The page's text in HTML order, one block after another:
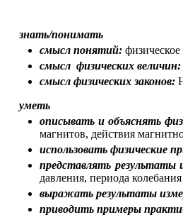
знать/понимать
смысл понятий:
смысл физических величин:
смысл физических законов:
уметь
описывать и объяснять
магнитов, действия
использовать физические
представлять
давления, периода
выражать результаты
приводить примеры